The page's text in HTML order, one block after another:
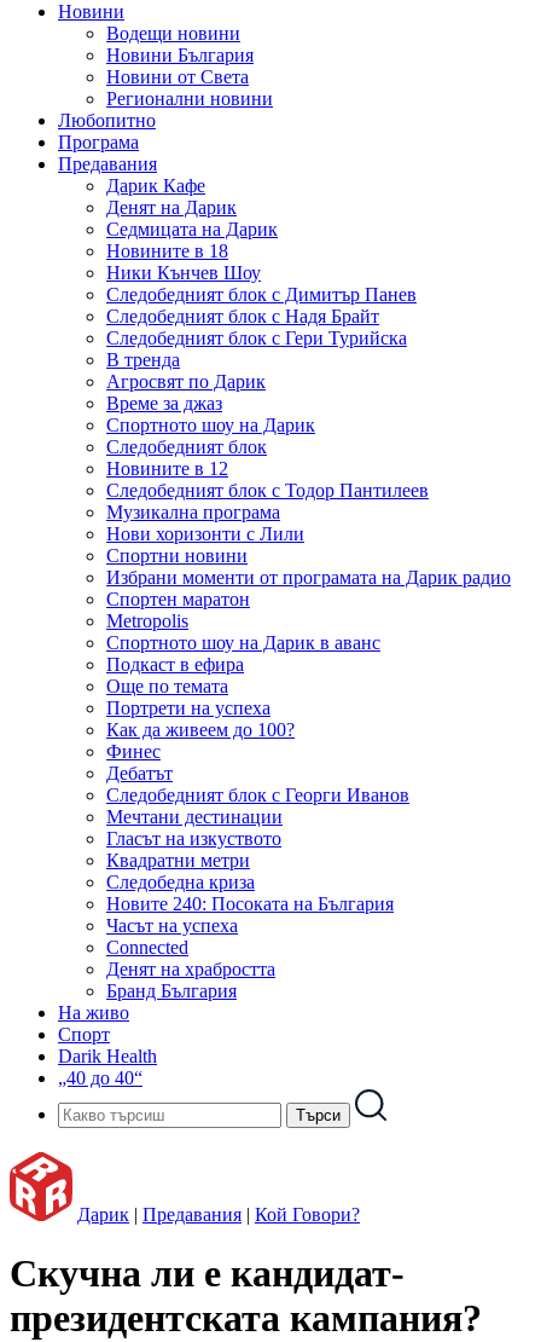
Новини
Водещи новини
Новини България
Новини от Света
Регионални новини
Любопитно
Програма
Предавания
Дарик Кафе
Денят на Дарик
Седмицата на Дарик
Новините в 18
Ники Кънчев Шоу
Следобедният блок с Димитър Панев
Следобедният блок с Надя Брайт
Следобедният блок с Гери Турийска
В тренда
Агросвят по Дарик
Време за джаз
Спортното шоу на Дарик
Следобедният блок
Новините в 12
Следобедният блок с Тодор Пантилеев
Музикална програма
Нови хоризонти с Лили
Спортни новини
Избрани моменти от програмата на Дарик радио
Спортен маратон
Metropolis
Спортното шоу на Дарик в аванс
Подкаст в ефира
Още по темата
Портрети на успеха
Как да живеем до 100?
Финес
Дебатът
Следобедният блок с Георги Иванов
Мечтани дестинации
Гласът на изкуството
Квадратни метри
Следобедна криза
Новите 240: Посоката на България
Часът на успеха
Connected
Денят на храбростта
Бранд България
На живо
Спорт
Darik Health
„40 до 40“
Дарик | Предавания | Кой Говори?
Скучна ли е кандидат-
президентската кампания?